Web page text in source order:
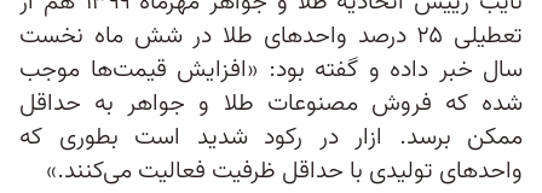
تعطیلی ۲۵ درصد واحدهای طلا در شش ماه نخست
سال خبر داده و گفته بود: «افزایش قیمت‌ها موجب
شده که فروش مصنوعات طلا و جواهر به حداقل
ممکن برسد. ازار در رکود شدید است بطوری که
واحدهای تولیدی با حداقل ظرفیت فعالیت می‌کنند.»